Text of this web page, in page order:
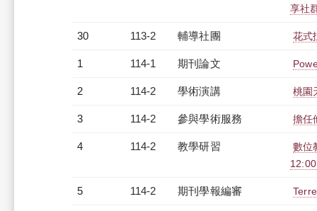
享社
30 113-2 輔導社團 花式
1 114-1 期刊論文
2 114-2 學術演講 桃園
3 114-2 參與學術服務 擔任
4 114-2 教學研習
數位
5 114-2 期刊學報編審